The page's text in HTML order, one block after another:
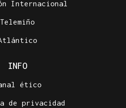
Internacional
Telemiño
INFO
ético
de privacidad